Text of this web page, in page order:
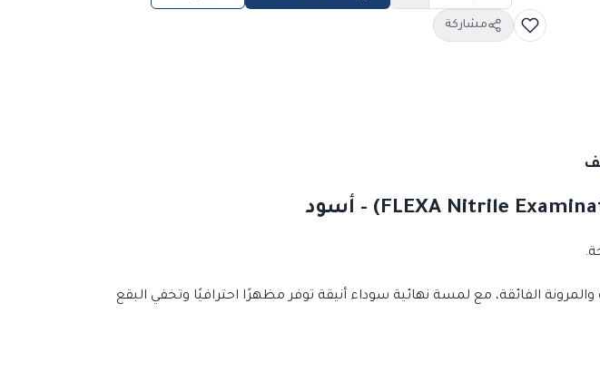
مشاركة
الفائقة، مع لمسة نهائية سوداء أنيقة توفر مظهرًا احترافيًا وتخفي البقع